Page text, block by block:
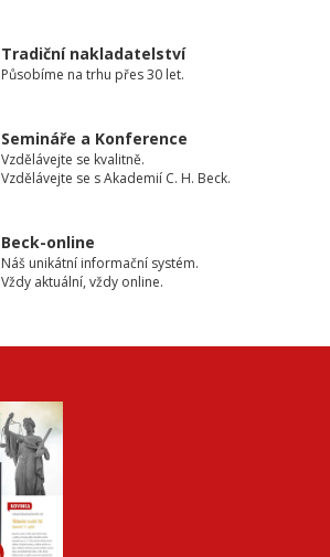
Tradiční nakladatelství
Působíme na trhu přes 30 let.
Semináře a Konference
Vzdělávejte se kvalitně.
Vzdělávejte se s Akademií C. H. Beck.
Beck-online
Náš unikátní informační systém.
Vždy aktuální, vždy online.